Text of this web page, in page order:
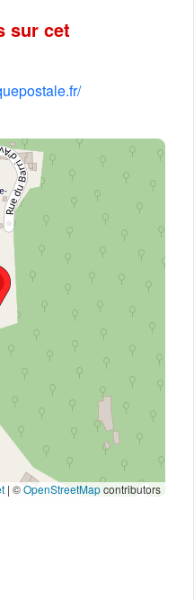
sur cet
| ©OpenStreetMapcontributors